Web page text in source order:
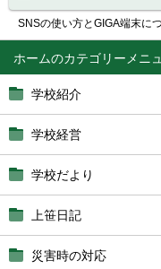
ホーム
学校紹介
学校経営
学校だより
上笹日記
災害時の対応
SNSの使い方とGIGA端末に